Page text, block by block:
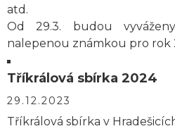
atd.
Od 29.3. budou
nalepenou známkou pro rok
Tříkrálová sbírka 2024
29.12.2023
Tříkrálová sbírka v Hradešicích